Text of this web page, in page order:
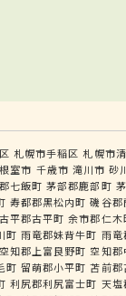
札幌市手稲区 札幌市
根室市 千歳市 滝川市 砂
七飯町 茅部郡鹿部町
寿都郡黒松内町 磯谷郡
古平郡古平町 余市郡仁木
町 雨竜郡妹背牛町 雨竜
空知郡上富良野町 空知郡
町 留萌郡小平町 苫前郡
利尻郡利尻富士町 天塩